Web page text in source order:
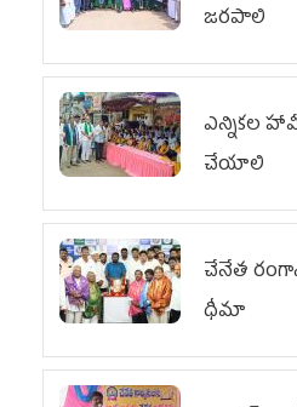
జరపాలి
ఎన్నికల
చేయాలి
చేనేత
ధీమా